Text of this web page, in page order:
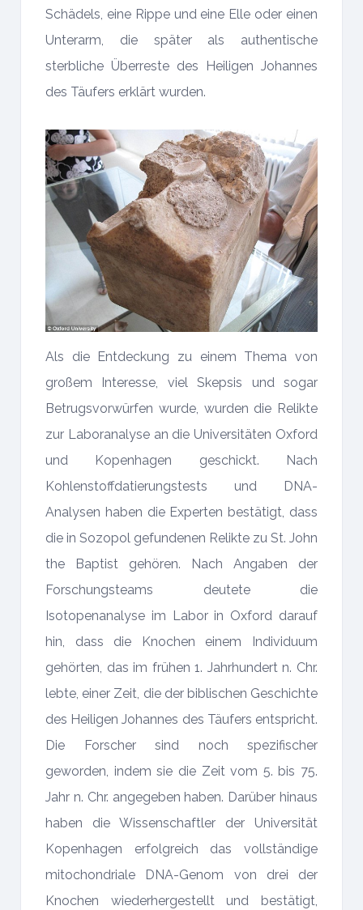
Schädels, eine Rippe und eine Elle oder einen
Unterarm, die später als authentische
sterbliche Überreste des Heiligen Johannes
des Täufers erklärt wurden.
Als die Entdeckung zu einem Thema von
großem Interesse, viel Skepsis und sogar
Betrugsvorwürfen wurde, wurden die Relikte
zur Laboranalyse an die Universitäten Oxford
und Kopenhagen geschickt. Nach
Kohlenstoffdatierungstests und DNA-
Analysen haben die Experten bestätigt, dass
die in Sozopol gefundenen Relikte zu St. John
the Baptist gehören. Nach Angaben der
Forschungsteams deutete die
Isotopenanalyse im Labor in Oxford darauf
hin, dass die Knochen einem Individuum
gehörten, das im frühen 1. Jahrhundert n. Chr.
lebte, einer Zeit, die der biblischen Geschichte
des Heiligen Johannes des Täufers entspricht.
Die Forscher sind noch spezifischer
geworden, indem sie die Zeit vom 5. bis 75.
Jahr n. Chr. angegeben haben. Darüber hinaus
haben die Wissenschaftler der Universität
Kopenhagen erfolgreich das vollständige
mitochondriale DNA-Genom von drei der
Knochen wiederhergestellt und bestätigt,